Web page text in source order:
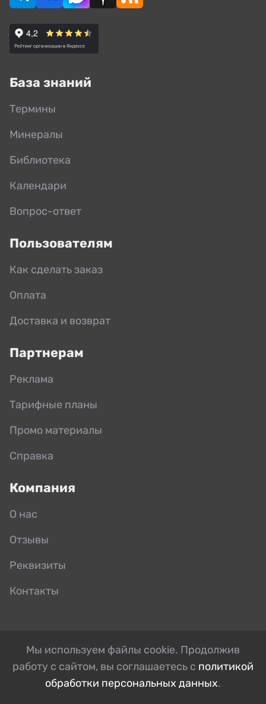
База знаний
Термины
Минералы
Библиотека
Календари
Вопрос-ответ
Пользователям
Как сделать заказ
Оплата
Доставка и возврат
Партнерам
Реклама
Тарифные планы
Промо материалы
Справка
Компания
О нас
Отзывы
Реквизиты
Контакты
Мы используем файлы cookie. Продолжив
работу с сайтом, вы соглашаетесь с политикой
обработки персональных данных.